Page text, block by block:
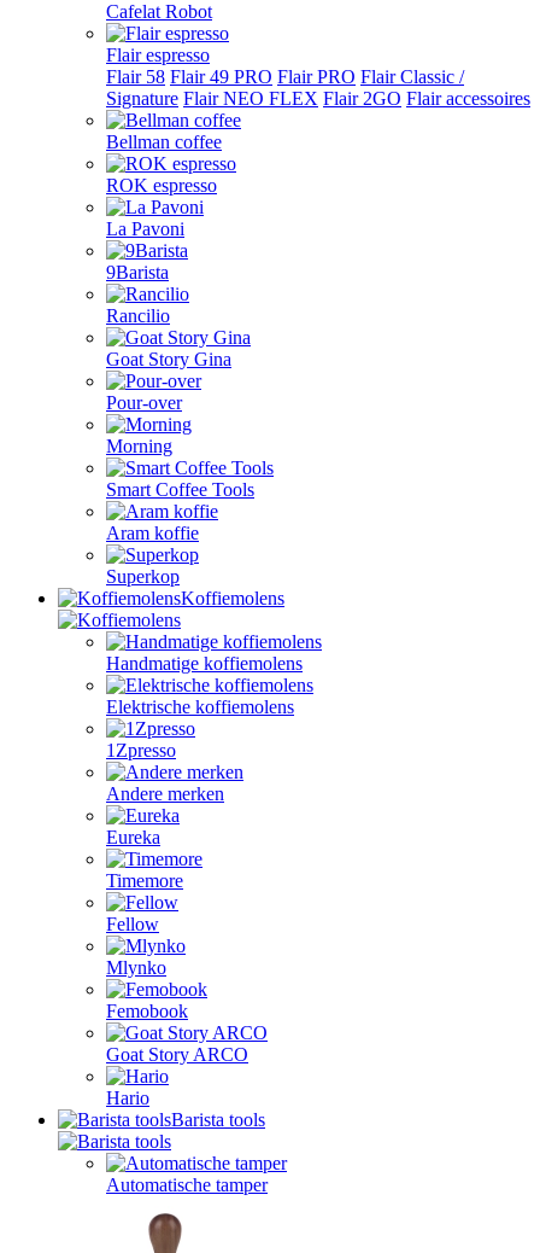
Cafelat Robot
Flair espresso
Flair 58 Flair 49 PRO Flair PRO Flair Classic /
Signature Flair NEO FLEX Flair 2GO Flair accessoires
Bellman coffee
ROK espresso
La Pavoni
9Barista
Rancilio
Goat Story Gina
Pour-over
Morning
Smart Coffee Tools
Aram koffie
Superkop
Koffiemolens
Handmatige koffiemolens
Elektrische koffiemolens
1Zpresso
Andere merken
Eureka
Timemore
Fellow
Mlynko
Femobook
Goat Story ARCO
Hario
Barista tools
Automatische tamper